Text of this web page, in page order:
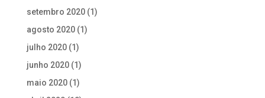
setembro 2020(1)
agosto 2020(1)
julho 2020(1)
junho 2020(1)
maio 2020(1)